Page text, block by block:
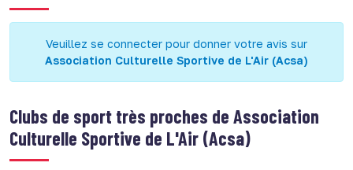
Veuillez se connecter pour donner votre avis sur
Association Culturelle Sportive de L'Air (Acsa)
Clubs de sport très proches de Association
Culturelle Sportive de L'Air (Acsa)